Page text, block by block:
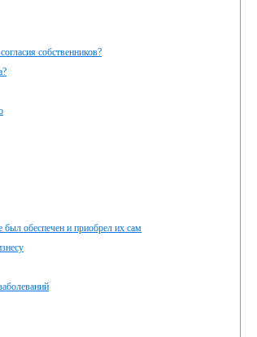
собственников?
был обеспечен и приобрел их сам